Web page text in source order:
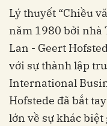
Lý thuyết “Chiều
năm 1980 bởi nhà
Lan - Geert
với sự thành lập
International
Hofstede đã bắt
lớn về sự khác